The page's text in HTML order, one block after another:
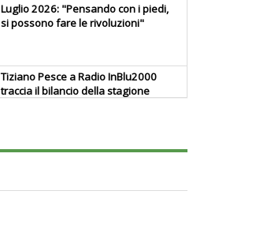
Luglio 2026: "Pensando con i piedi,
si possono fare le rivoluzioni"
Tiziano Pesce a Radio InBlu2000
traccia il bilancio della stagione